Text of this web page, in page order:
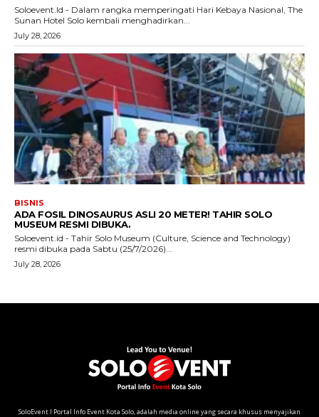
SoloEvent I Portal Info Event Kota Solo, adalah media online yang secara khusus menyajikan